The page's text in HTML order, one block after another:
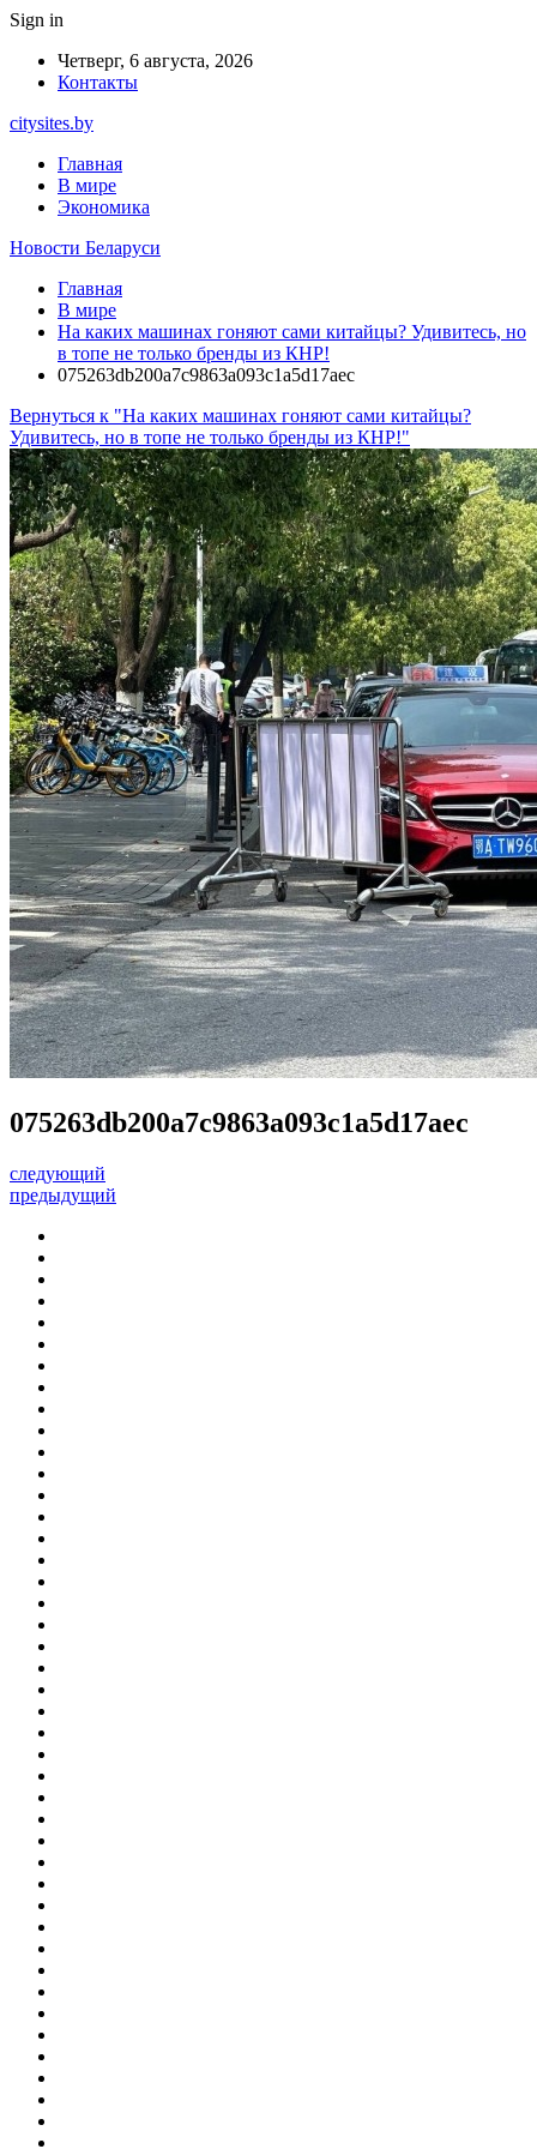
Sign in
Четверг, 6 августа, 2026
Контакты
citysites.by
Главная
В мире
Экономика
Новости Беларуси
Главная
В мире
На каких машинах гоняют сами китайцы? Удивитесь, но
в топе не только бренды из КНР!
075263db200a7c9863a093c1a5d17aec
Вернуться к "На каких машинах гоняют сами китайцы?
Удивитесь, но в топе не только бренды из КНР!"
075263db200a7c9863a093c1a5d17aec
следующий
предыдущий